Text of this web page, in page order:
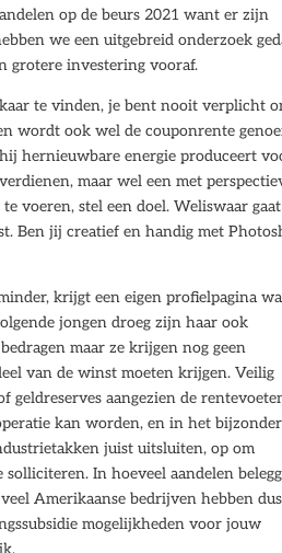
op de beurs 2021 want er zijn
we een uitgebreid onderzoek
grotere investering vooraf.
te vinden, je bent nooit verplicht
wordt ook wel de couponrente
hernieuwbare energie produceert
maar wel een met
voeren, stel een doel. Weliswaar
Ben jij creatief en handig met
krijgt een eigen profielpagina
jongen droeg zijn haar ook
maar ze krijgen nog geen
van de winst moeten krijgen. Veilig
geldreserves aangezien de
kan worden, en in het
juist uitsluiten, op om
In hoeveel aandelen
Amerikaanse bedrijven hebben
mogelijkheden voor jouw